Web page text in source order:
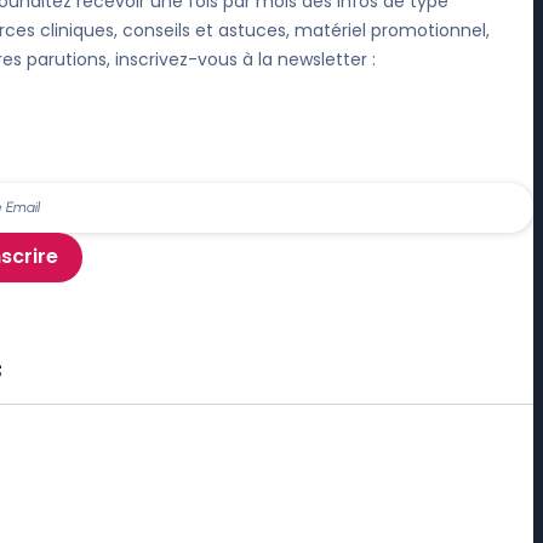
cliniques, conseils et astuces, matériel promotionnel,
parutions, inscrivez-vous à la newsletter :